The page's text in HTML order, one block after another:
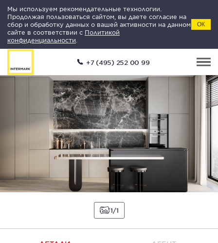
Мы используем рекомендательные технологии.
Продолжая пользоваться сайтом, вы даете согласие на
сбор и обработку данных о вашей активности на данном
сайте в соответствии с Политикой
конфиденциальности
ОК
+7 (495) 252 00 99
1 1